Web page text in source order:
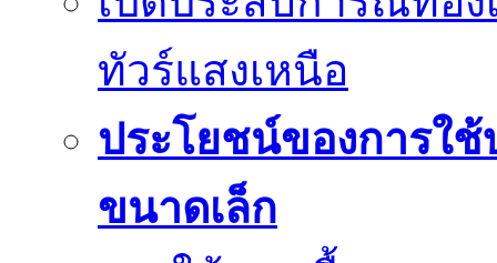
ทัวร์แสงเหนือ
ประโยชน์ของการใ
ขนาดเล็ก